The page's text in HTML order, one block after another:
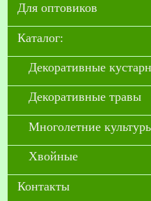
Для оптовиков
Каталог:
Декоративные
Декоративные травы
Многолетние
Хвойные
Контакты